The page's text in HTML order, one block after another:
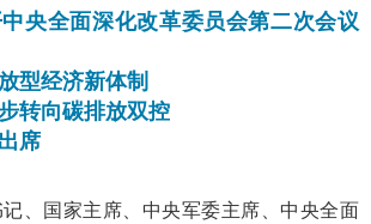
央全面深化改革委员会第二次会议
型经济新体制
转向碳排放双控
席
、国家主席、中央军委主席、中央全面